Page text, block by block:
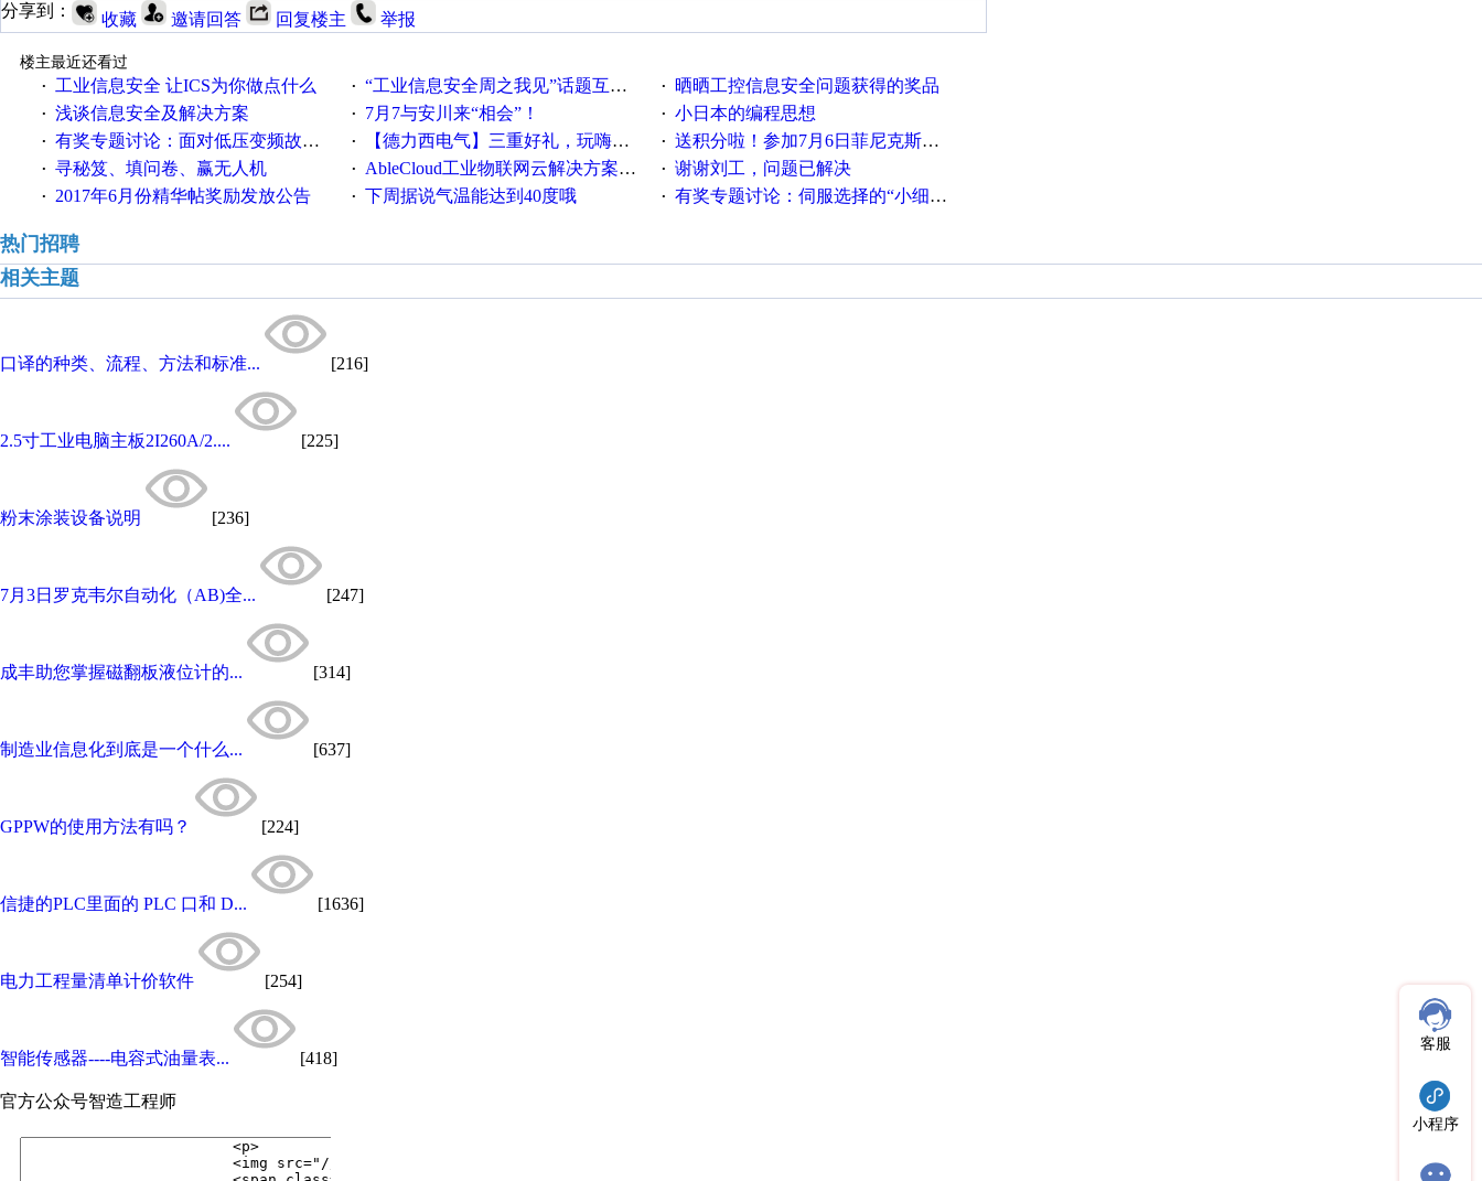
分享到： 收藏 邀请回答 回复楼主 举报
楼主最近还看过
·
工业信息安全 让ICS为你做点什么 · “工业信息安全周之我见”话题互动获奖名单发布公告 · 晒晒工控信息安全问题获得的奖品
· 浅谈信息安全及解决方案 · 7月7与安川来“相会”！ · 小日本的编程思想
· 有奖专题讨论：面对低压变频故障，老手是这样解决的！ · 【德力西电气】三重好礼，玩嗨夏日！ · 送积分啦！参加7月6日菲尼克斯在线研讨会即得
· 寻秘笈、填问卷、赢无人机 · AbleCloud工业物联网云解决方案实践及应用 · 谢谢刘工，问题已解决
· 2017年6月份精华帖奖励发放公告 · 下周据说气温能达到40度哦 · 有奖专题讨论：伺服选择的“小细节大学问”奖励公告
热门招聘
相关主题
口译的种类、流程、方法和标准... [216]
2.5寸工业电脑主板2I260A/2.... [225]
粉末涂装设备说明 [236]
7月3日罗克韦尔自动化（AB)全... [247]
成丰助您掌握磁翻板液位计的... [314]
制造业信息化到底是一个什么... [637]
GPPW的使用方法有吗？ [224]
信捷的PLC里面的 PLC 口和 D... [1636]
电力工程量清单计价软件 [254]
智能传感器----电容式油量表... [418]
官方公众号智造工程师
客服
小程序